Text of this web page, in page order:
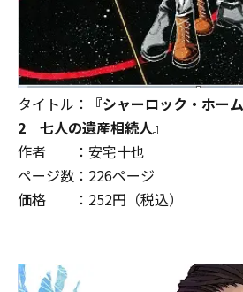
タイトル：
『シャーロック・ホー
2 七人の遺産相続人』
作者 ：安宅十也
ページ数： 226ページ
価格 ： 252円（税込）